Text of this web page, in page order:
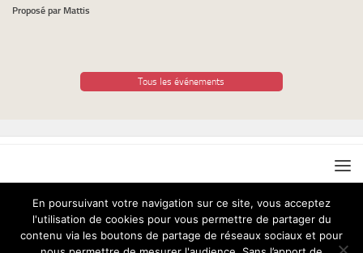
Proposé par Mattis
Tous les événements
Chant pour Tous © 2026. Tous droits réservés.
En poursuivant votre navigation sur ce site, vous acceptez
l'utilisation de cookies pour vous permettre de partager du
contenu via les boutons de partage de réseaux sociaux et pour